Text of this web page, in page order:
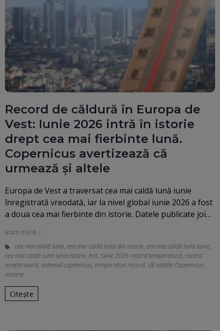
Record de căldură în Europa de
Vest: Iunie 2026 intră în istorie
drept cea mai fierbinte lună.
Copernicus avertizează că
urmează și altele
Europa de Vest a traversat cea mai caldă lună iunie
înregistrată vreodată, iar la nivel global iunie 2026 a fost
a doua cea mai fierbinte din istorie. Datele publicate joi…
acum o lună
cea mai caldă lună, cea mai caldă lună din istorie, cea mai caldă lună iunie,
cea mai caldă lună iunie istorie, hot, iunie 2026 record temperatură, record
temperatură, sistemul copernicus, temperaturi record, UE sateliți Copernicus
oceane
Citește